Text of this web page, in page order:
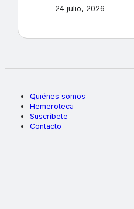
24 julio, 2026
Quiénes somos
Hemeroteca
Suscríbete
Contacto